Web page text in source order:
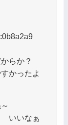
らか？
かったよ
いいなぁ